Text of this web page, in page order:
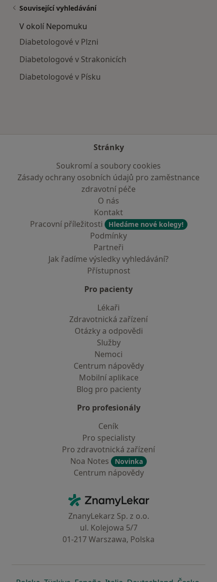
Související vyhledávání
V okolí Nepomuku
Diabetologové v Plzni
Diabetologové v Strakonicích
Diabetologové v Písku
Stránky
Soukromí a soubory cookies
Zásady ochrany osobních údajů pro zaměstnance
zdravotní péče
O nás
Kontakt
Pracovní příležitosti
Hledáme nové kolegy!
Podmínky
Partneři
Jak řadíme výsledky vyhledávání?
Přístupnost
Pro pacienty
Lékaři
Zdravotnická zařízení
Otázky a odpovědi
Služby
Nemoci
Centrum nápovědy
Mobilní aplikace
Blog pro pacienty
Pro profesionály
Ceník
Pro specialisty
Pro zdravotnická zařízení
Noa Notes
Novinka
Centrum nápovědy
ZnamyLekar - Hlavní stránka
ZnanyLekarz Sp. z o.o.
ul. Kolejowa 5/7
01-217 Warszawa, Polska